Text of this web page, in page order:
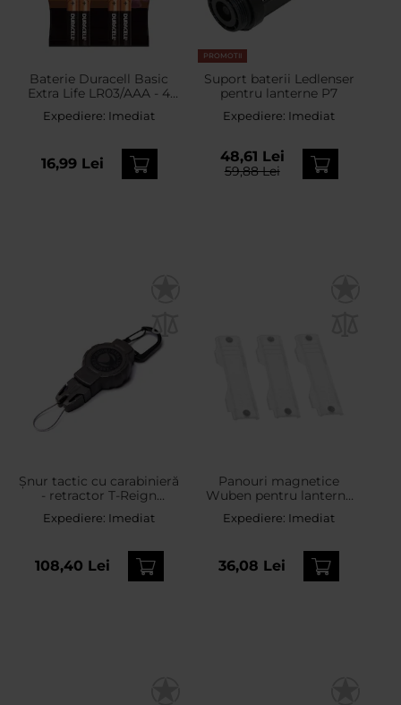
Baterie Duracell Basic
Extra Life LR03/AAA - 4
Expediere: Imediat
16,99 Lei
PROMOTII
Suport baterii Ledlenser
pentru lanterne P7
Expediere: Imediat
48,61 Lei
59,88 Lei
Șnur tactic cu carabinieră
- retractor T-Reign
Hunting Small
Expediere: Imediat
108,40 Lei
Panouri magnetice
Wuben pentru lanternă
E8- Clear
Expediere: Imediat
36,08 Lei